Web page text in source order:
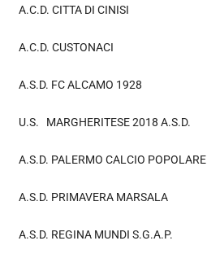
A.C.D. CITTA DI CINISI
A.C.D. CUSTONACI
A.S.D. FC ALCAMO 1928
U.S. MARGHERITESE 2018 A.S.D.
A.S.D. PALERMO CALCIO POPOLARE
A.S.D. PRIMAVERA MARSALA
A.S.D. REGINA MUNDI S.G.A.P.